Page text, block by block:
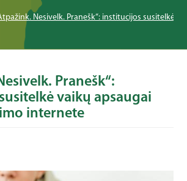
Nesivelk. Pranešk“: institucijos susitelkė
Pranešk“:
vaikų apsaugai
internete